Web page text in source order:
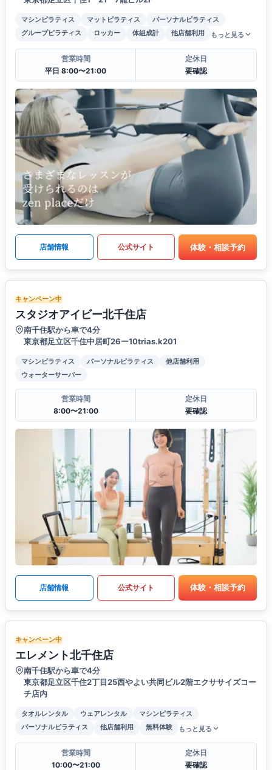
マシンピラティス マットピラティス
パーソナルピラティス
グループピラティス
ロッカー 体組成計 他店舗利用 もっと見る
営業時間
平日 8:00〜21:00
定休日
要確認
店舗情報 公式サイト 体験・相談予約
キャンペーン中
スタジオアイビー北千住店
南千住駅から車で4分
東京都足立区千住中居町26ー10trias.k201
マシンピラティス パーソナルピラティス
他店舗利用
ウォーターサーバー
営業時間
8:00〜21:00
定休日
要確認
店舗情報 公式サイト 体験・相談予約
キャンペーン中
エレメント北千住店
南千住駅から車で4分
東京都足立区千住2丁目25西やよい共同ビル2階エクササイズコー
チ店内
タオルレンタル ウェアレンタル
マシンピラティス
パーソナルピラティス
他店舗利用 無料体験 もっと見る
営業時間
10:00〜21:00
定休日
要確認